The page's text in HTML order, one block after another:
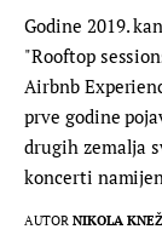
Godine 2019.
"Rooftop
Airbnb
prve godine
drugih zemalja
koncerti
AUTOR NIKOLA